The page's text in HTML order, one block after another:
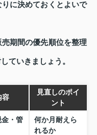
に決めておくとよいで
期間の優先順位を整理
ていきましょう。
容
見直しのポイ
ント
金・管
何か月耐えら
れるか